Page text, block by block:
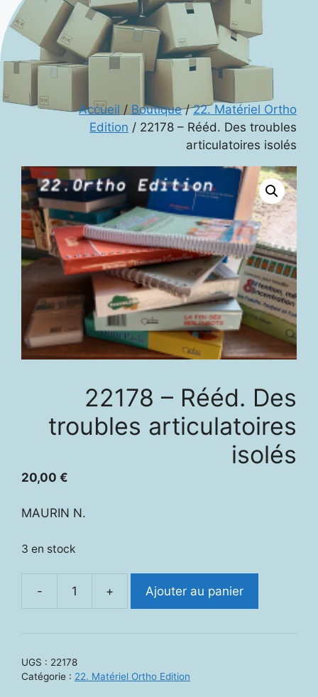
Accueil / Boutique/22. Matériel Ortho
Edition / 22178 – Rééd. Des troubles
articulatoires isolés
22178 – Rééd. Des
troubles articulatoires
isolés
20,00 €
MAURIN N.
3 en stock
-
quantité
Rééd.
+ Ajouter au panier
UGS : 22178
Catégorie : 22. Matériel Ortho Edition